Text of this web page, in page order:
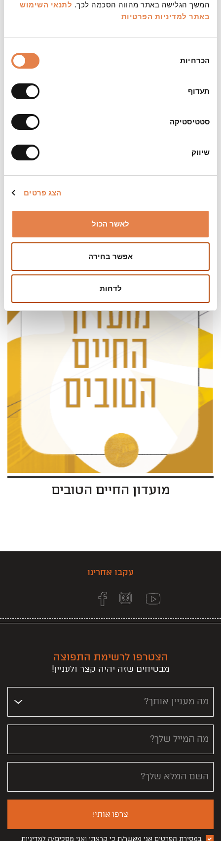
המשך הגלישה באתר מהווה הסכמה לכך. לתנאי השימוש
באתר למדיניות הפרטיות
הסכמה
הכרחיות
תעדוף
סטטיסטיקה
שיווק
הצג פרטים
לאשר הכול
אפשר בחירה
לדחות
עיר, אומנות, עולם
מועדון החיים הטובים
עקבו אחרינו
הצטרפו לרשימת התפוצה
מבטיחים שזה יהיה קצר ולעניין!
מה מעניין אותך?
מה המייל שלך?
השם המלא שלך?
צרפו אותי!
במסירת הפרטים אני מאשר/ת כי קראתי ואני מסכים/ה למדיניות